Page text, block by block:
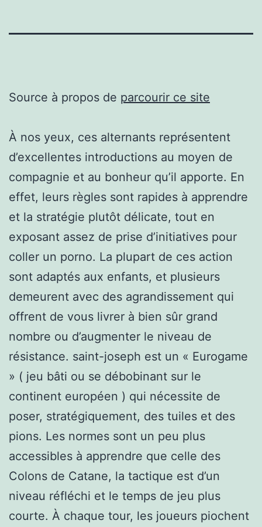
Source à propos de parcourir ce site
À nos yeux, ces alternants représentent
d’excellentes introductions au moyen de
compagnie et au bonheur qu’il apporte. En
effet, leurs règles sont rapides à apprendre
et la stratégie plutôt délicate, tout en
exposant assez de prise d’initiatives pour
coller un porno. La plupart de ces action
sont adaptés aux enfants, et plusieurs
demeurent avec des agrandissement qui
offrent de vous livrer à bien sûr grand
nombre ou d’augmenter le niveau de
résistance. saint-joseph est un « Eurogame
» ( jeu bâti ou se débobinant sur le
continent européen ) qui nécessite de
poser, stratégiquement, des tuiles et des
pions. Les normes sont un peu plus
accessibles à apprendre que celle des
Colons de Catane, la tactique est d’un
niveau réfléchi et le temps de jeu plus
courte. À chaque tour, les joueurs piochent